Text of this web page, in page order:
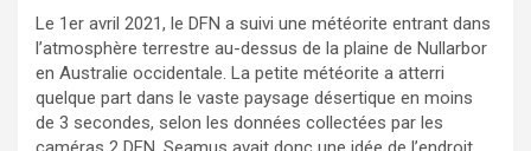
Le 1er avril 2021, le DFN a suivi une météorite entrant dans
l’atmosphère terrestre au-dessus de la plaine de Nullarbor
en Australie occidentale. La petite météorite a atterri
quelque part dans le vaste paysage désertique en moins
de 3 secondes, selon les données collectées par les